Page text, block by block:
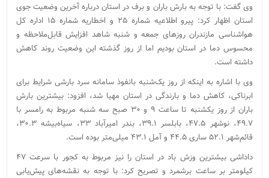
وی گفت: با توجه به بارش باران و برف در استان درباره آخرین وضعیت جوی
استان اظهار کرد: پیرو اطلاعیه شماره ۲۵ و اخطاریه شماره ۱۵ اداره کل
هواشناسی مازندران روزهای جمعه و شنبه شاهد افزایش قابل‌ملاحظه و
محسوس دما در استان بودیم اما از روز گذشته این وضعیت روند کاهش
داشته است.
وی با اشاره به اینکه از روز یک‌شنبه بانفوذ سامانه سرد بارشی شرایط برای
ابرناکی، کاهش دما و بارندگی در استان مهیا شد، افزود: بیشترین بارش
باران از روز یکشنبه تا ساعت ۹ و ۳۰ صبح سه شنبه مربوط به رامسر با
۴۹.۷، نوشهر ۴۷.۵، بابلسر ۳۹.۱، بندر امیرآباد ۳۳، سیاه‌بیشه ۳۰.۳،
قائم‌شهر ۵۲.۱ ساری ۴۴.۵ و آمل ۴۳.۱ میلی‌متر بوده است.
داداشی بیشترین وزش باد در استان را نیز مربوط به کجور با سرعت ۴۷
کیلومتر بر ساعت برشمرد و تصریح کرد: با توجه به نقشه‌های پیش‌یابی